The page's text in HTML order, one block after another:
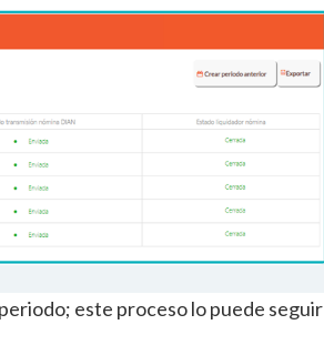
este proceso lo puede seguir